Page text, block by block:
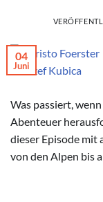
© Jozef Kubica
04
Juni
Was passiert,
Abenteuer
dieser Episode mit
von den Alpen bis